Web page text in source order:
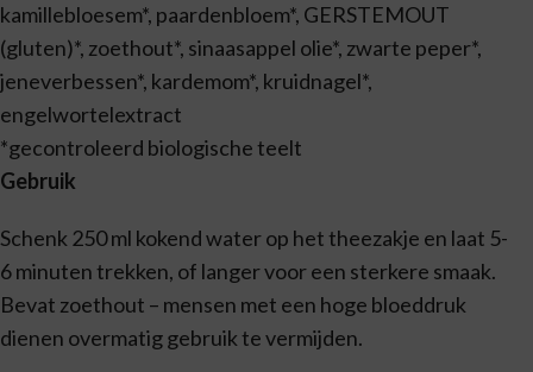
kamillebloesem*, paardenbloem*, GERSTEMOUT
(gluten)*, zoethout*, sinaasappel olie*, zwarte peper*,
jeneverbessen*, kardemom*, kruidnagel*,
engelwortelextract
*gecontroleerd biologische teelt
Gebruik
Schenk 250 ml kokend water op het theezakje en laat 5-
6 minuten trekken, of langer voor een sterkere smaak.
Bevat zoethout – mensen met een hoge bloeddruk
dienen overmatig gebruik te vermijden.